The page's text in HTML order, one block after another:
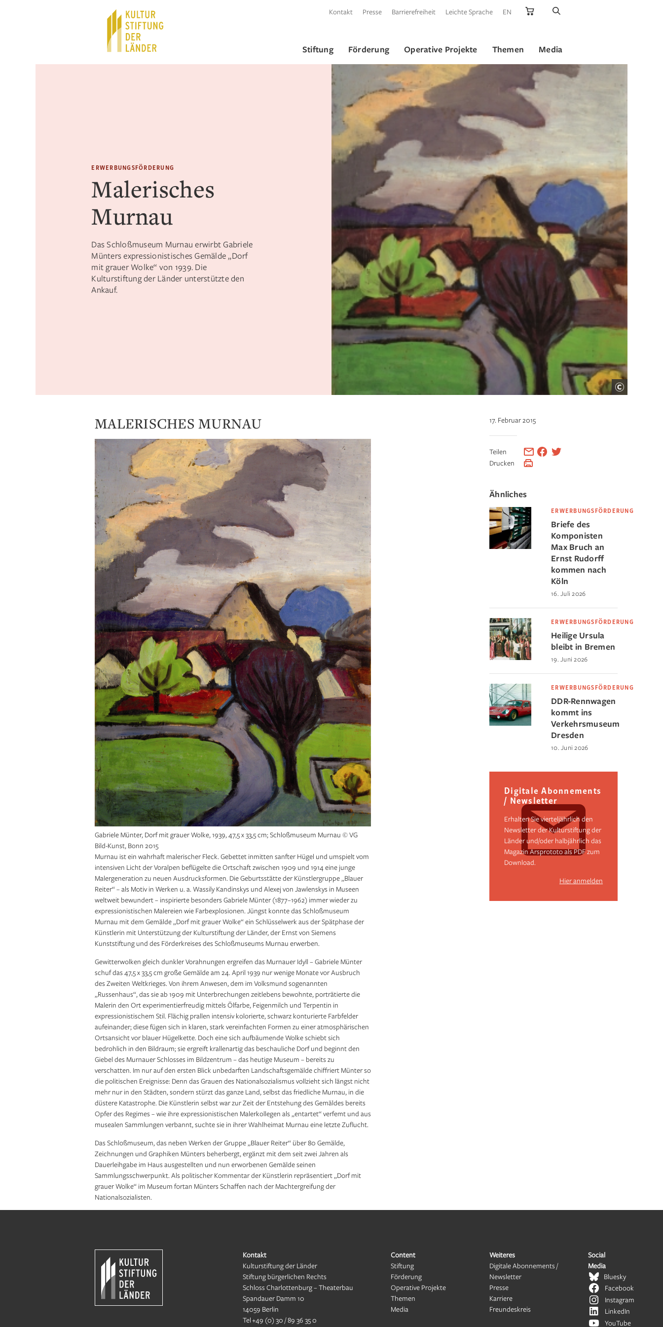
Kontakt Presse Barrierefreiheit Leichte Sprache EN
Stiftung Förderung Operative Projekte Themen Media
ERWERBUNGSFÖRDERUNG
Malerisches
Murnau
Das Schloßmuseum Murnau erwirbt Gabriele
Münters expressionistisches Gemälde „Dorf
mit grauer Wolke“ von 1939. Die
Kulturstiftung der Länder unterstützte den
Ankauf.
MALERISCHES MURNAU
Gabriele Münter, Dorf mit grauer Wolke, 1939, 47,5 x 33,5 cm; Schloßmuseum Murnau © VG
Bild-Kunst, Bonn 2015
Murnau ist ein wahrhaft malerischer Fleck. Gebettet inmitten sanfter Hügel und umspielt vom
intensiven Licht der Voralpen beflügelte die Ortschaft zwischen 1909 und 1914 eine junge
Malergeneration zu neuen Ausdrucksformen. Die Geburtsstätte der Künstlergruppe „Blauer
Reiter“ – als Motiv in Werken u. a. Wassily Kandinskys und Alexej von Jawlenskys in Museen
weltweit bewundert – inspirierte besonders Gabriele Münter (1877–1962) immer wieder zu
expressionistischen Malereien wie Farbexplosionen. Jüngst konnte das Schloßmuseum
Murnau mit dem Gemälde „Dorf mit grauer Wolke“ ein Schlüsselwerk aus der Spätphase der
Künstlerin mit Unterstützung der Kulturstiftung der Länder, der Ernst von Siemens
Kunststiftung und des Förderkreises des Schloßmuseums Murnau erwerben.
Gewitterwolken gleich dunkler Vorahnungen ergreifen das Murnauer Idyll – Gabriele Münter
schuf das 47,5 x 33,5 cm große Gemälde am 24. April 1939 nur wenige Monate vor Ausbruch
des Zweiten Weltkrieges. Von ihrem Anwesen, dem im Volksmund sogenannten
„Russenhaus“, das sie ab 1909 mit Unterbrechungen zeitlebens bewohnte, porträtierte die
Malerin den Ort experimentierfreudig mittels Ölfarbe, Feigenmilch und Terpentin in
expressionistischem Stil. Flächig prallen intensiv kolorierte, schwarz konturierte Farbfelder
aufeinander; diese fügen sich in klaren, stark vereinfachten Formen zu einer atmosphärischen
Ortsansicht vor blauer Hügelkette. Doch eine sich aufbäumende Wolke schiebt sich
bedrohlich in den Bildraum; sie ergreift krallenartig das beschauliche Dorf und beginnt den
Giebel des Murnauer Schlosses im Bildzentrum – das heutige Museum – bereits zu
verschatten. Im nur auf den ersten Blick unbedarften Landschaftsgemälde chiffriert Münter so
die politischen Ereignisse: Denn das Grauen des Nationalsozialismus vollzieht sich längst nicht
mehr nur in den Städten, sondern stürzt das ganze Land, selbst das friedliche Murnau, in die
düstere Katastrophe. Die Künstlerin selbst war zur Zeit der Entstehung des Gemäldes bereits
Opfer des Regimes – wie ihre expressionistischen Malerkollegen als „entartet“ verfemt und aus
musealen Sammlungen verbannt, suchte sie in ihrer Wahlheimat Murnau eine letzte Zuflucht.
Das Schloßmuseum, das neben Werken der Gruppe „Blauer Reiter“ über 80 Gemälde,
Zeichnungen und Graphiken Münters beherbergt, ergänzt mit dem seit zwei Jahren als
Dauerleihgabe im Haus ausgestellten und nun erworbenen Gemälde seinen
Sammlungsschwerpunkt. Als politischer Kommentar der Künstlerin repräsentiert „Dorf mit
grauer Wolke“ im Museum fortan Münters Schaffen nach der Machtergreifung der
Nationalsozialisten.
17. Februar 2015
Teilen
Drucken
Ähnliches
ERWERBUNGSFÖRDERUNG
Briefe des
Komponisten
Max Bruch an
Ernst Rudorff
kommen nach
Köln
16. Juli 2026
ERWERBUNGSFÖRDERUNG
Heilige Ursula
bleibt in Bremen
19. Juni 2026
ERWERBUNGSFÖRDERUNG
DDR-Rennwagen
kommt ins
Verkehrsmuseum
Dresden
10. Juni 2026
Digitale Abonnements
/ Newsletter
Erhalten Sie vierteljährlich den
Newsletter der Kulturstiftung der
Länder und/oder halbjährlich das
Magazin Arsprototo als PDF zum
Download.
Hier anmelden
Kontakt
Kulturstiftung der Länder
Stiftung bürgerlichen Rechts
Schloss Charlottenburg – Theaterbau
Spandauer Damm 10
14059 Berlin
Tel+49 (0) 30 / 89 36 35 0
Content
Stiftung
Förderung
Operative Projekte
Themen
Media
Weiteres
Digitale Abonnements /
Newsletter
Presse
Karriere
Freundeskreis
Social
Media
Bluesky
Facebook
Instagram
LinkedIn
YouTube